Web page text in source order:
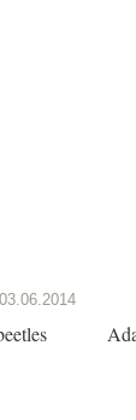
03.06.2014